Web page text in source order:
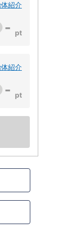
体紹介
-
体紹介
-